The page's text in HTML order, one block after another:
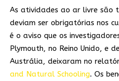
As atividades ao ar livre são
deviam ser obrigatórias nos
é o aviso que os
Plymouth, no Reino Unido, e
Austrália, deixaram no
and Natural Schooling. Os